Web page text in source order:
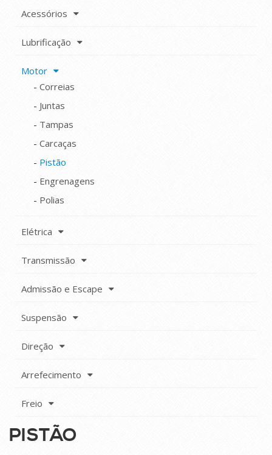
Acessórios
Lubrificação
Motor
Correias
Juntas
Tampas
Carcaças
Pistão
Engrenagens
Polias
Elétrica
Transmissão
Admissão e Escape
Suspensão
Direção
Arrefecimento
Freio
PISTÃO